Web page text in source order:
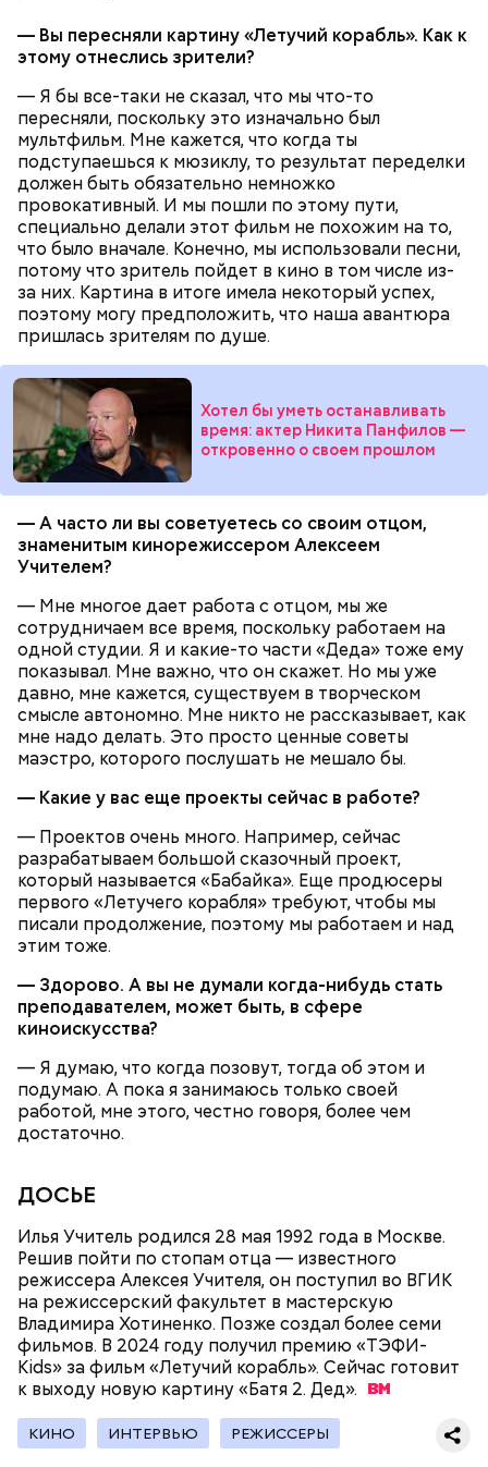
— Вы пересняли картину «Летучий корабль». Как к
этому отнеслись зрители?
— Я бы все-таки не сказал, что мы что-то
пересняли, поскольку это изначально был
мультфильм. Мне кажется, что когда ты
подступаешься к мюзиклу, то результат переделки
должен быть обязательно немножко
провокативный. И мы пошли по этому пути,
специально делали этот фильм не похожим на то,
что было вначале. Конечно, мы использовали песни,
потому что зритель пойдет в кино в том числе из-
за них. Картина в итоге имела некоторый успех,
поэтому могу предположить, что наша авантюра
пришлась зрителям по душе.
Хотел бы уметь останавливать
время: актер Никита Панфилов —
откровенно о своем прошлом
— А часто ли вы советуетесь со своим отцом,
знаменитым кинорежиссером Алексеем
Учителем?
— Мне многое дает работа с отцом, мы же
сотрудничаем все время, поскольку работаем на
одной студии. Я и какие-то части «Деда» тоже ему
показывал. Мне важно, что он скажет. Но мы уже
давно, мне кажется, существуем в творческом
смысле автономно. Мне никто не рассказывает, как
мне надо делать. Это просто ценные советы
маэстро, которого послушать не мешало бы.
— Какие у вас еще проекты сейчас в работе?
— Проектов очень много. Например, сейчас
разрабатываем большой сказочный проект,
который называется «Бабайка». Еще продюсеры
первого «Летучего корабля» требуют, чтобы мы
писали продолжение, поэтому мы работаем и над
этим тоже.
— Здорово. А вы не думали когда-нибудь стать
преподавателем, может быть, в сфере
киноискусства?
— Я думаю, что когда позовут, тогда об этом и
подумаю. А пока я занимаюсь только своей
работой, мне этого, честно говоря, более чем
достаточно.
ДОСЬЕ
Илья Учитель родился 28 мая 1992 года в Москве.
Решив пойти по стопам отца — известного
режиссера Алексея Учителя, он поступил во ВГИК
на режиссерский факультет в мастерскую
Владимира Хотиненко. Позже создал более семи
фильмов. В 2024 году получил премию «ТЭФИ-
Kids» за фильм «Летучий корабль». Сейчас готовит
к выходу новую картину «Батя 2. Дед».
КИНО ИНТЕРВЬЮ РЕЖИССЕРЫ
— Кабачки, порезанные кубиками, нужно легко
обжарить на сковороде. К ним добавляются зелень
петрушки, чеснок, соль и оливковое масло.
Получается очень вкусно, — поделился рецептом
Копылов.
Спагетти из кабачков
Ингредиенты:
кабачок;
брынза;
растительное масло;
помидоры черри либо грунтовые.
— В дыне содержится много сахара, который
представлен фруктозой. С одной стороны — это
хорошо, потому что дает энергию. Но важно
помнить, что сладкими дынями не нужно сильно
увлекаться, так же как и арбузами, людям с
сахарным диабетом и лишним весом, —
Терапевт Кондрахин назвал
выводят токсины из организма
Ранние плоды, по словам врача, лучше не есть:
беременным, кормящим женщинам;
людям с ослабленной иммунной системой;
пожилым;
детям.
Чистит сосуды и защищает от
рака: чем полезен кресс-салат